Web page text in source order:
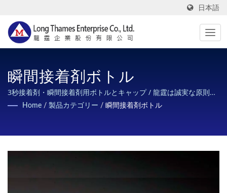
日本語
瞬間接着剤ボトル
3秒接着剤・瞬間接着剤用ボトルとキャップ / 龍霆は誠実な原則を
持ち、シリコンシーリング用プラスチックチューブの最速の納
Home / 製品カテゴリー / 瞬間接着剤ボトル